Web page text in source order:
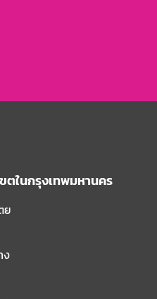
ตในกรุงเทพมหานคร
ย
ง